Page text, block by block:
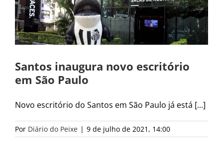
Santos inaugura novo escritório
em São Paulo
Novo escritório do Santos em São Paulo já está [...]
Por Diário do Peixe | 9 de julho de 2021, 14:00